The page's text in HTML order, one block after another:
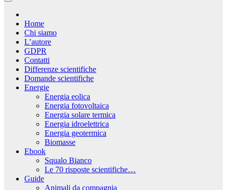
Home
Chi siamo
L’autore
GDPR
Contatti
Differenze scientifiche
Domande scientifiche
Energie
Energia eolica
Energia fotovoltaica
Energia solare termica
Energia idroelettrica
Energia geotermica
Biomasse
Ebook
Squalo Bianco
Le 70 risposte scientifiche…
Guide
Animali da compagnia